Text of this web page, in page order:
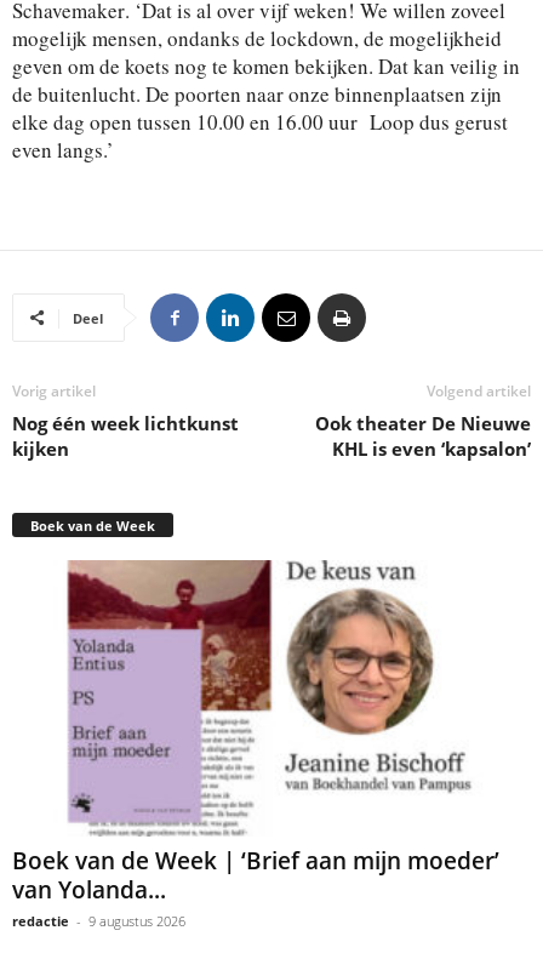
Schavemaker. ‘Dat is al over vijf weken! We willen zoveel
mogelijk mensen, ondanks de lockdown,de mogelijkheid
geven om de koets nog te komen bekijken. Dat kan veilig in
de buitenlucht. De poorten naar onze binnenplaatsen zijn
elke dag open tussen 10.00 en 16.00 uur Loop dus gerust
even langs.’
Deel
Vorig artikel
Nog één week lichtkunst
kijken
Volgend artikel
Ook theater De Nieuwe
KHL is even ‘kapsalon’
Boek van de Week
Boek van de Week | ‘Brief aan mijn moeder’
van Yolanda...
redactie - 9 augustus 2026